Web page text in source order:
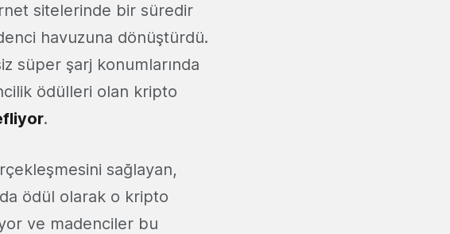
sitelerinde bir süredir
havuzuna dönüştürdü.
süper şarj konumlarında
ödülleri olan kripto
.
sağlayan,
da ödül olarak o kripto
ve madenciler bu